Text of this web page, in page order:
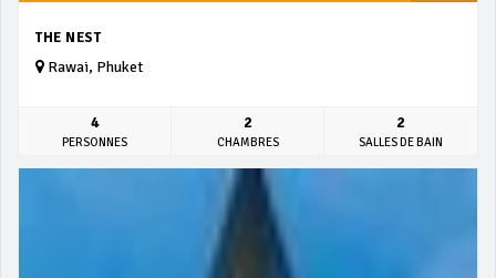
THE NEST
Rawai, Phuket
4
PERSONNES
2
CHAMBRES
2
SALLES DE BAIN